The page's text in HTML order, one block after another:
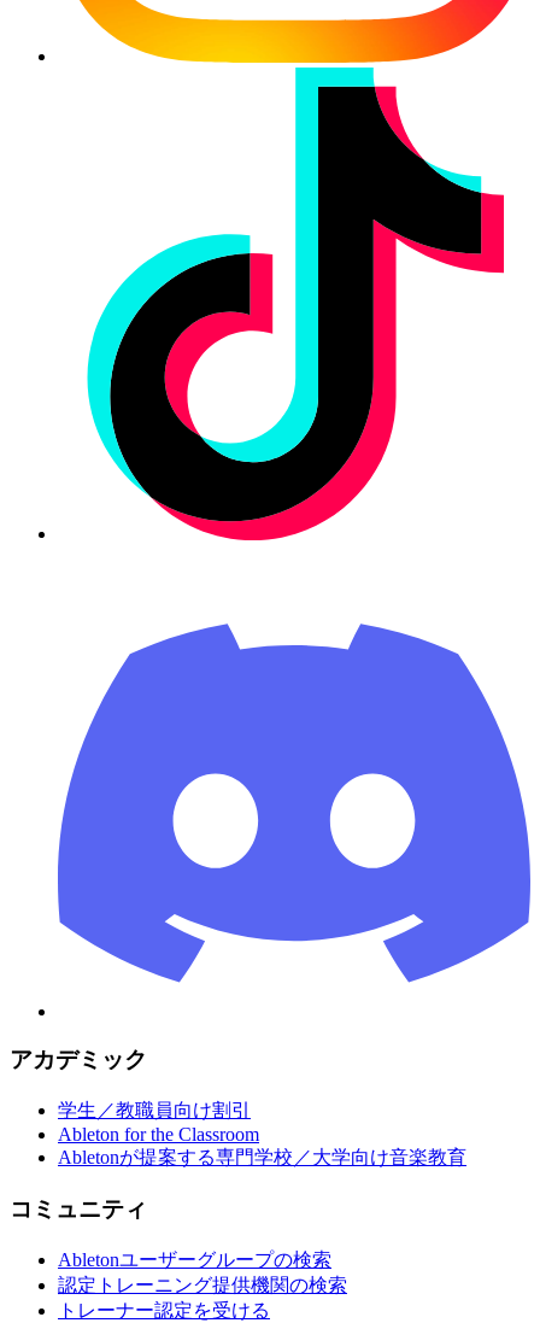
アカデミック
学生／教職員向け割引
Ableton for the Classroom
Abletonが提案する専門学校／大学向け音楽教育
コミュニティ
Abletonユーザーグループの検索
認定トレーニング提供機関の検索
トレーナー認定を受ける